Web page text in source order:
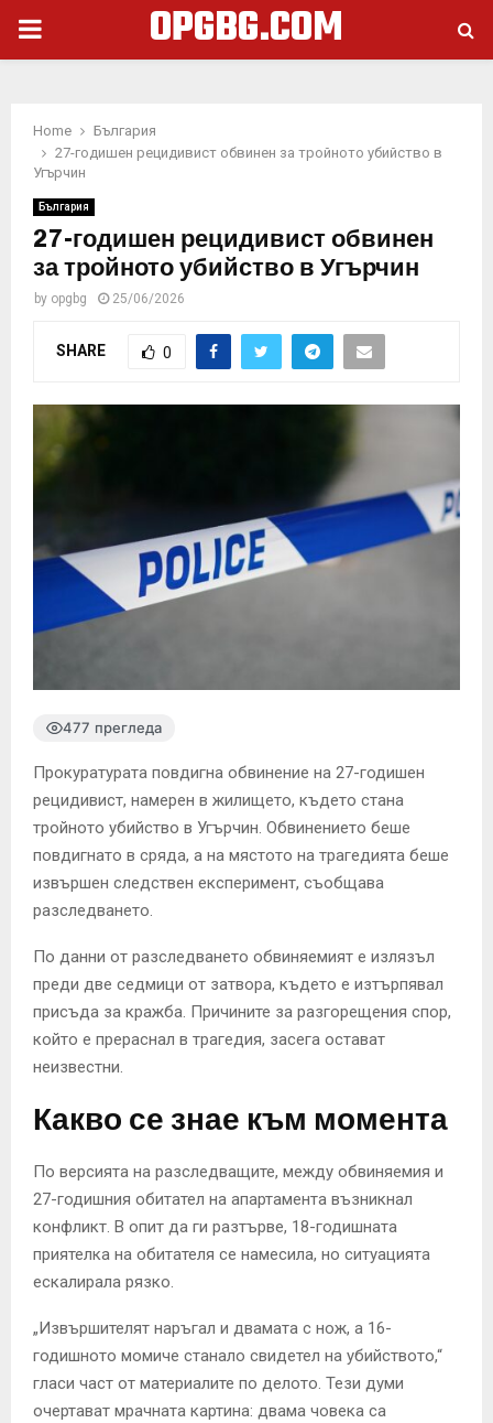
PRIMARY
OPGBG.COM
Home
България
27-годишен рецидивист обвинен за тройното убийство в
Угърчин
България
27-годишен рецидивист обвинен
за тройното убийство в Угърчин
by opgbg 25/06/2026
SHARE 0
477 прегледа
Прокуратурата повдигна обвинение на 27-годишен
рецидивист, намерен в жилището, където стана
тройното убийство в Угърчин. Обвинението беше
повдигнато в сряда, а на мястото на трагедията беше
извършен следствен експеримент, съобщава
разследването.
По данни от разследването обвиняемият е излязъл
преди две седмици от затвора, където е изтърпявал
присъда за кражба. Причините за разгорещения спор,
който е прераснал в трагедия, засега остават
неизвестни.
Какво се знае към момента
По версията на разследващите, между обвиняемия и
27-годишния обитател на апартамента възникнал
конфликт. В опит да ги разтърве, 18-годишната
приятелка на обитателя се намесила, но ситуацията
ескалирала рязко.
„Извършителят наръгал и двамата с нож, а 16-
годишното момиче станало свидетел на убийството,“
гласи част от материалите по делото. Тези думи
очертават мрачната картина: двама човека са